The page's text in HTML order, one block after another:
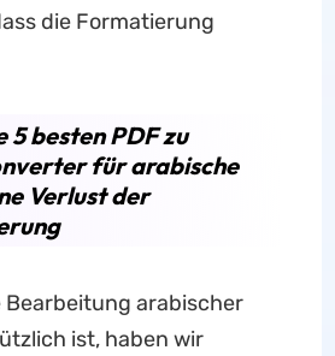
die Formatierung
5 besten PDF zu
für arabische
Verlust der
Bearbeitung arabischer
ist, haben wir